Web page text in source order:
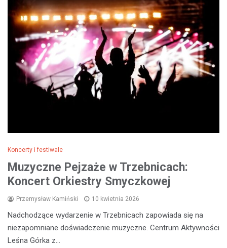
Koncerty i festiwale
Muzyczne Pejzaże w Trzebnicach:
Koncert Orkiestry Smyczkowej
Przemysław Kamiński 10 kwietnia 2026
Nadchodzące wydarzenie w Trzebnicach zapowiada się na
niezapomniane doświadczenie muzyczne. Centrum Aktywności
Leśna Górka z…